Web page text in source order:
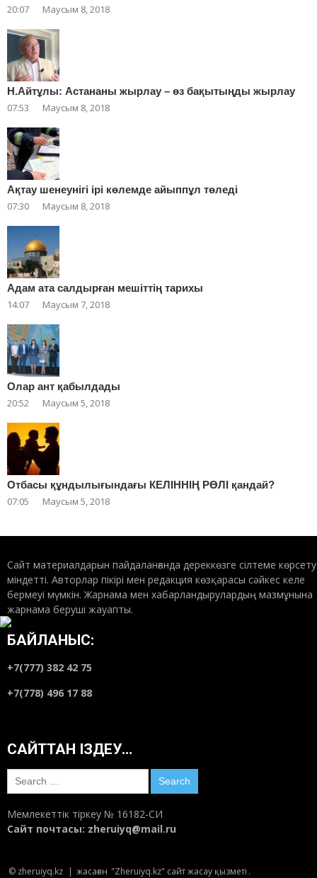
20:07 Маусым 8, 2018
Н.Айтұлы: Астананы жырлау – өз бақытыңды жырлау
07:53 Маусым 8, 2018
Ақтау шенеунігі ірі көлемде айыппұл төледі
07:30 Маусым 8, 2018
Адам ата салдырған мешіттің тарихы
14:07 Маусым 7, 2018
Олар ант қабылдады
20:52 Маусым 5, 2018
Отбасы құндылығындағы КЕЛІННІҢ РӨЛІ қандай?
07:05 Маусым 5, 2018
Сайт материалдарын пайдаланғанда дереккөзге сілтеме көрсету
міндетті. Авторлар пікірі мен редакция көзқарасы сәйкес келе
бермеуі мүмкін. Жарнама мен хабарландырулардың мазмұнына
жарнама беруші жауапты.
БАЙЛАНЫС:
+7(777) 382 42 75
+7(778) 496 17 88
САЙТТАН ІЗДЕУ…
Search
for:
Мемлекеттік тіркеу № 16182-СИ
Сайт почтасы: zheruiyq@mail.ru
© zheruiyq.kz | жасаған "Zheruiyq.kz" сайт жасау қызметі .